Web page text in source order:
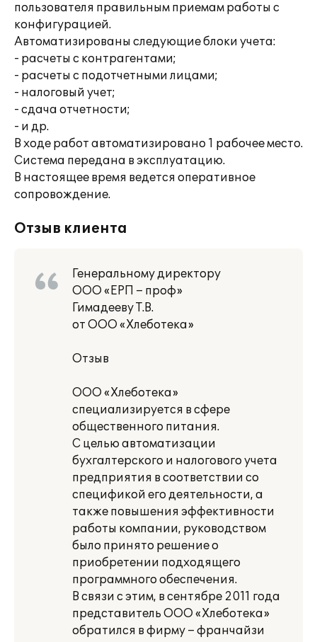
пользователя правильным приемам работы с
конфигурацией.
Автоматизированы следующие блоки учета:
- расчеты с контрагентами;
- расчеты с подотчетными лицами;
- налоговый учет;
- сдача отчетности;
- и др.
В ходе работ автоматизировано 1 рабочее место.
Система передана в эксплуатацию.
В настоящее время ведется оперативное
сопровождение.
Отзыв клиента
Генеральному директору
ООО «ЕРП – проф»
Гимадееву Т.В.
от ООО «Хлеботека»
Отзыв
ООО «Хлеботека»
специализируется в сфере
общественного питания.
С целью автоматизации
бухгалтерского и налогового учета
предприятия в соответствии со
спецификой его деятельности, а
также повышения эффективности
работы компании, руководством
было принято решение о
приобретении подходящего
программного обеспечения.
В связи с этим, в сентябре 2011 года
представитель ООО «Хлеботека»
обратился в фирму – франчайзи